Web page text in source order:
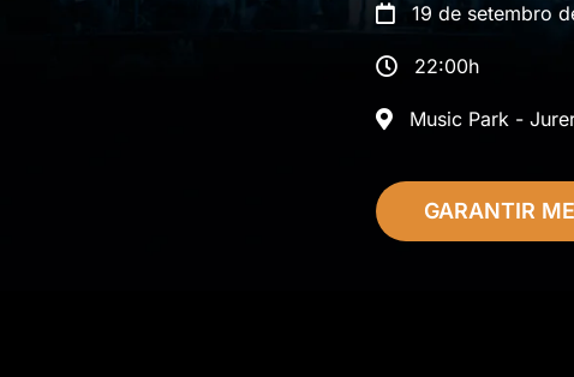
19 de setembro
22:00h
Music Park -
GARANTIR